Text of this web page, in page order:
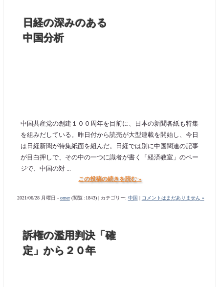
日経の深みのある
中国分析
中国共産党の創建１００周年を目前に、日本の新聞各紙も特集
を組みだしている。昨日付から読売が大型連載を開始し、今日
は日経新聞が特集紙面を組んだ。日経では別に中国関連の記事
が目白押しで、その中の一つに識者が書く「経済教室」のペー
ジで、中国の対 ...
この投稿の続きを読む »
2021/06/28 月曜日 - orner(閲覧 :1843) | カテゴリー: 中国 コメントはまだありません »
訴権の濫用判決「確
定」から２０年